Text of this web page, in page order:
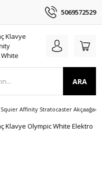
5069572529
ARA
Squier Affinity Stratocaster